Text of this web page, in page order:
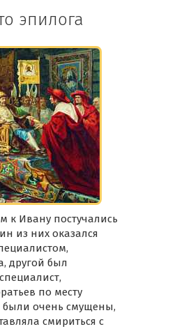
эпилога
к Ивану постучались
из них оказался
другой был
по месту
были очень смущены,
смириться с